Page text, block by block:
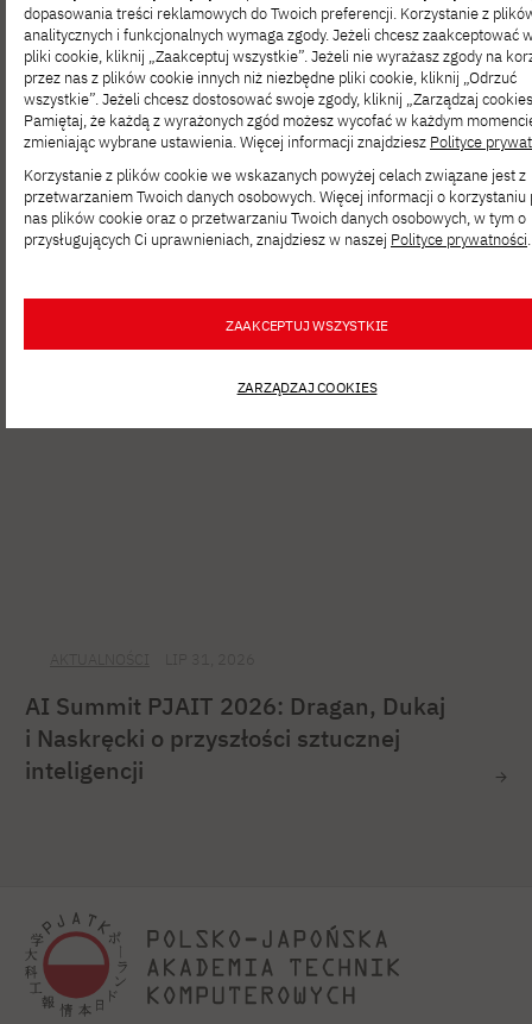
ONZ SIE 06, 2026
Nabór do programu podnoszenia
i przekwalifikowania kompetencji cyfrowych
dla ukraińskich kobiet–uchodźczyń
w Polsce oraz kobiet wewnętrznie
AI Summit PJAIT 2026: Dragan, Dukaj
i Naskręcki o przyszłości sztucznej
inteligencji
dopasowania treści reklamowych do Twoich preferencji. Korzystanie z
analitycznych i funkcjonalnych wymaga zgody. Jeżeli chcesz zaakceptować
pliki cookie, kliknij „Zaakceptuj wszystkie”. Jeżeli nie wyrażasz zgody na
przez nas z plików cookie innych niż niezbędne pliki cookie, kliknij „Odrzuć
wszystkie”. Jeżeli chcesz dostosować swoje zgody, kliknij „Zarządzaj
Pamiętaj, że każdą z wyrażonych zgód możesz wycofać w każdym
zmieniając wybrane ustawienia. Więcej informacji znajdziesz Polityce
Korzystanie z plików cookie we wskazanych powyżej celach związane jest z
przetwarzaniem Twoich danych osobowych. Więcej informacji o korzystaniu
nas plików cookie oraz o przetwarzaniu Twoich danych osobowych, w tym o
przysługujących Ci uprawnieniach, znajdziesz w naszej Polityce prywatności.
ZAAKCEPTUJ WSZYSTKIE
ZARZĄDZAJ COOKIES